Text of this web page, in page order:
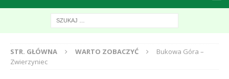
STR. GŁÓWNA WARTO ZOBACZYĆ
Bukowa Góra –
Zwierzyniec